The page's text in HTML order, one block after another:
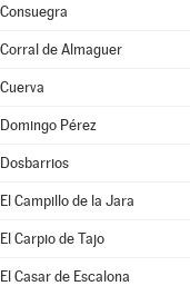
Consuegra
Corral de Almaguer
Cuerva
Domingo Pérez
Dosbarrios
El Campillo de la Jara
El Carpio de Tajo
El Casar de Escalona